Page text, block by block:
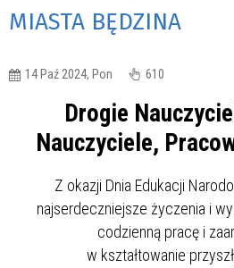
MIASTA BĘDZINA
14 Paź 2024, Pon 610
Drogie
Nauczyciele,
Z okazji Dnia Edukacji
najserdeczniejsze życzenia i
codzienną pracę i
w kształtowanie